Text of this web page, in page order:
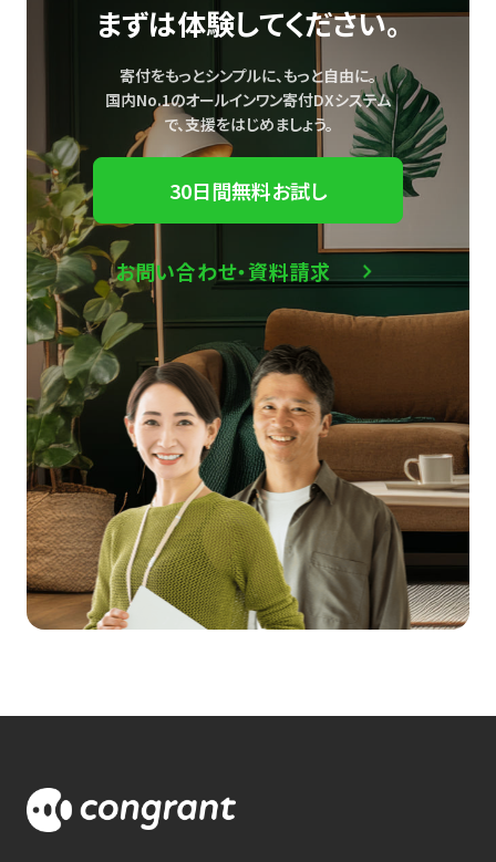
まずは体験してください。
寄付をもっとシンプルに、もっと自由に。
国内No.1のオールインワン寄付DXシステム
で、支援をはじめましょう。
30日間無料お試し
お問い合わせ・資料請求